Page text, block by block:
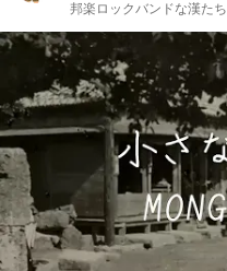
ニヨンズ】
邦楽ロックバンドな漢たち